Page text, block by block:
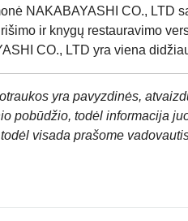
NAKABAYASHI CO., LTD
ir knygų restauravimo
CO., LTD yra viena
yra pavyzdinės,
pobūdžio, todėl informacija
visada prašome